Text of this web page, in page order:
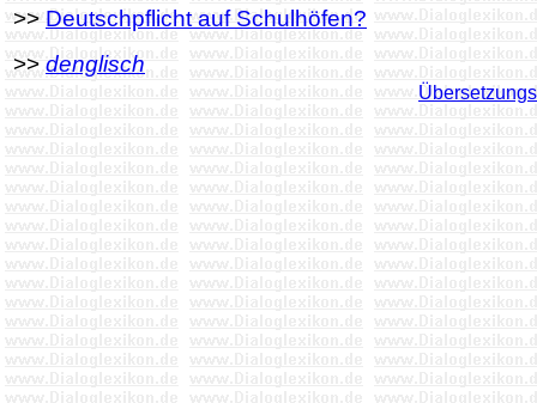
>> Deutschpflicht auf Schulhöfen?
>> denglisch